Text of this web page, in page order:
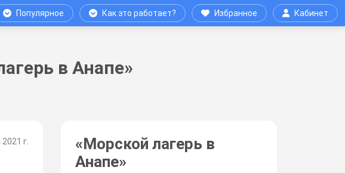
Популярное Как это работает? Избранное Кабинет
в Анапе»
г.
«Морской лагерь в
Анапе»